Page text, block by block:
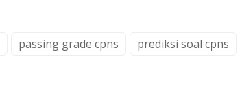
passing grade cpns prediksi soal cpns